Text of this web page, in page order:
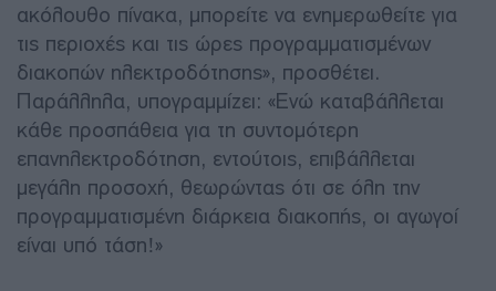
ακόλουθο πίνακα, μπορείτε να ενημερωθείτε για
τις περιοχές και τις ώρες προγραμματισμένων
διακοπών ηλεκτροδότησης», προσθέτει.
Παράλληλα, υπογραμμίζει: «Ενώ καταβάλλεται
κάθε προσπάθεια για τη συντομότερη
επανηλεκτροδότηση, εντούτοις, επιβάλλεται
μεγάλη προσοχή, θεωρώντας ότι σε όλη την
προγραμματισμένη διάρκεια διακοπής, οι αγωγοί
είναι υπό τάση!»